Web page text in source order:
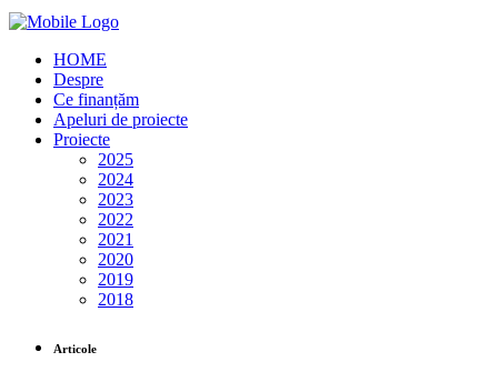
HOME
Despre
Ce finanțăm
Apeluri de proiecte
Proiecte
2025
2024
2023
2022
2021
2020
2019
2018
Articole